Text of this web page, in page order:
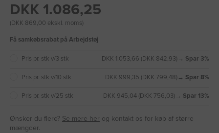
DKK 1.086,25
(DKK 869,00 ekskl. moms)
Få samkøbsrabat på Arbejdstøj
Pris pr. stk v/3 stk DKK 1.053,66 (DKK 842,93) → Spar 3%
Pris pr. stk v/10 stk DKK 999,35 (DKK 799,48) → Spar 8%
Pris pr. stk v/25 stk DKK 945,04 (DKK 756,03) → Spar 13%
Ønsker du flere? Se mere her og kontakt os for køb af større
mængder.